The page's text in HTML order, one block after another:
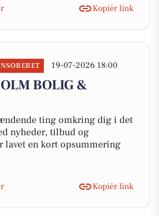
Kopiér link
19-07-2026 18:00
BOLIG &
ting omkring dig i det
nyheder, tilbud og
lavet en kort opsummering
Kopiér link